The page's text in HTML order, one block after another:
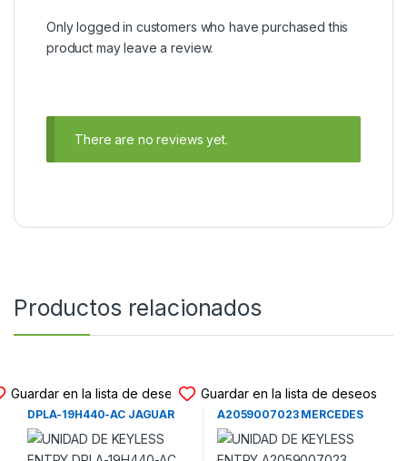
Only logged in customers who have purchased this
product may leave a review.
There are no reviews yet.
Productos relacionados
Guardar en la lista de deseos
UNIDAD DE KEYLESS ENTRY
DPLA-19H440-AC JAGUAR
XF (X250) – LAND ROVER
EVOQUE – LAND ROVER
FREELANDER II (2011-2025)
Guardar en la lista de deseos
UNIDAD DE KEYLESS ENTRY
A2059007023 MERCEDES
BENZ CLASE C (W205-W253-
W117) (2014-2025)